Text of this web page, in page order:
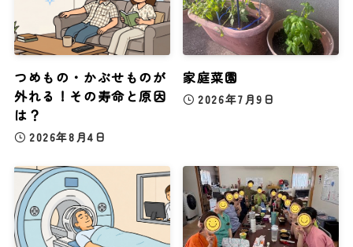
つめもの・かぶせものが
外れる！その寿命と原因
は？
2026年8月4日
家庭菜園
2026年7月9日